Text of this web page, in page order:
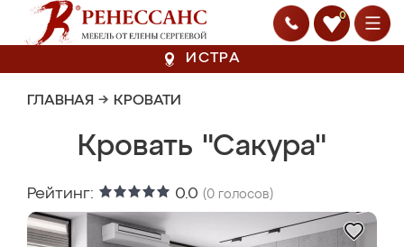
0
ИСТРА
ГЛАВНАЯ → КРОВАТИ
Кровать "Сакура"
Рейтинг: 0.0 (0 голосов)